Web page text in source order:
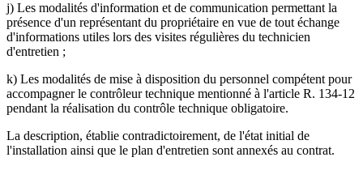
j) Les modalités d'information et de communication permettant la
présence d'un représentant du propriétaire en vue de tout échange
d'informations utiles lors des visites régulières du technicien
d'entretien ;
k) Les modalités de mise à disposition du personnel compétent pour
accompagner le contrôleur technique mentionné à l'article R. 134-12
pendant la réalisation du contrôle technique obligatoire.
La description, établie contradictoirement, de l'état initial de
l'installation ainsi que le plan d'entretien sont annexés au contrat.